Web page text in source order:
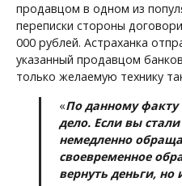
продавцом в одном из
переписки стороны
000 рублей. Астраханка
указанный продавцом
только желаемую технику
«По данному факту
дело. Если вы
немедленно
своевременное
вернуть деньги, но